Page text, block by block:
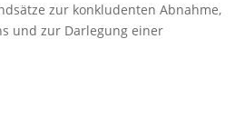
zur konkludenten Abnahme,
und zur Darlegung einer